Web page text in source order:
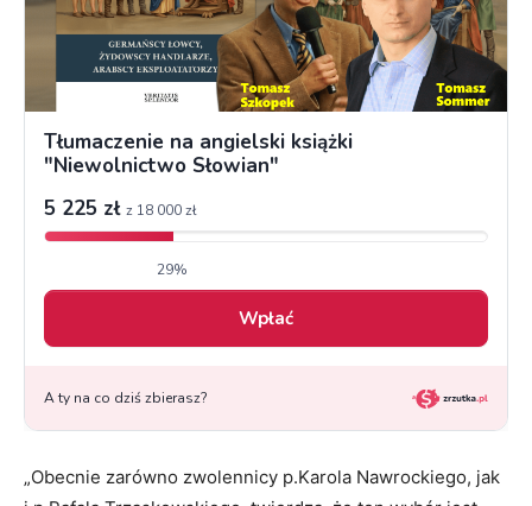
„Obecnie zarówno zwolennicy p.Karola Nawrockiego, jak